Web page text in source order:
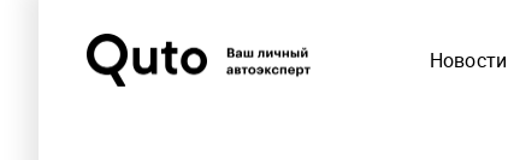
Новости